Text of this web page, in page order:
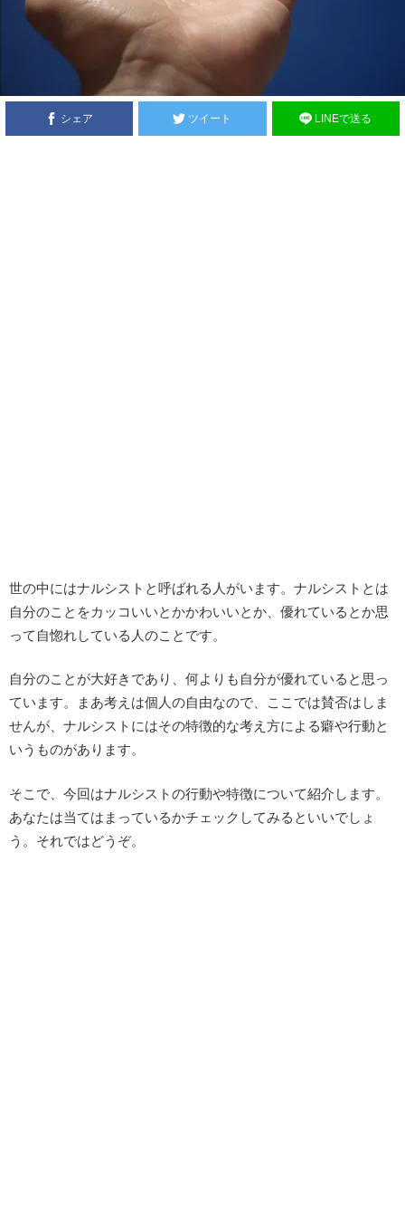
シェア ツイート LINEで送る
世の中にはナルシストと呼ばれる人がいます。ナルシストとは
自分のことをカッコいいとかかわいいとか、優れているとか思
って自惚れしている人のことです。
自分のことが大好きであり、何よりも自分が優れていると思っ
ています。まあ考えは個人の自由なので、ここでは賛否はしま
せんが、ナルシストにはその特徴的な考え方による癖や行動と
いうものがあります。
そこで、今回はナルシストの行動や特徴について紹介します。
あなたは当てはまっているかチェックしてみるといいでしょ
う。それではどうぞ。